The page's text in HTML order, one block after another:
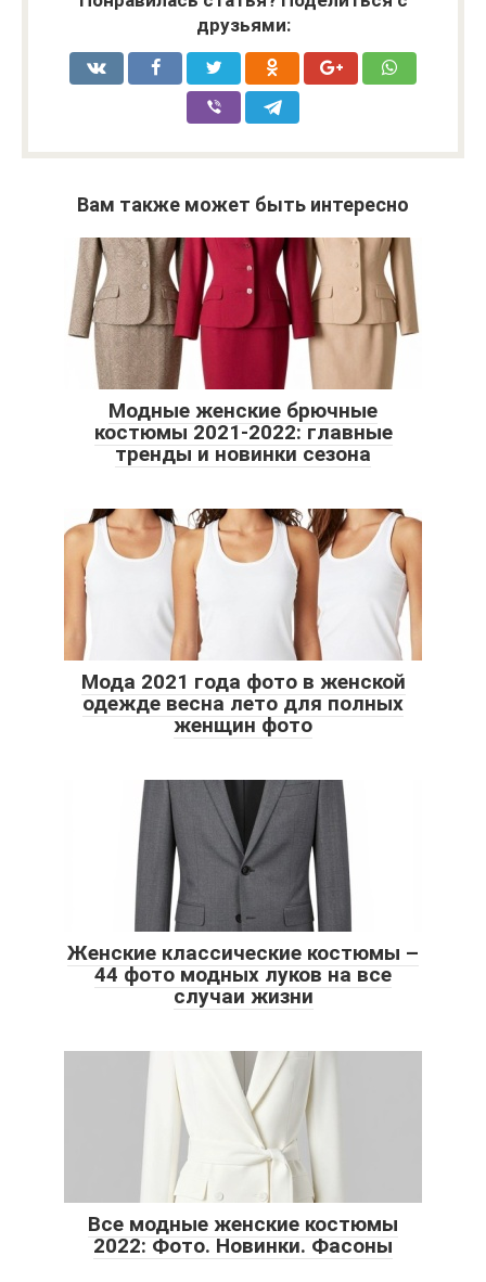
друзьями:
Вам также может быть интересно
Модные женские брючные
костюмы 2021-2022: главные
тренды и новинки сезона
Мода 2021 года фото в женской
одежде весна лето для полных
женщин фото
Женские классические костюмы –
44 фото модных луков на все
случаи жизни
Все модные женские костюмы
2022: Фото. Новинки. Фасоны